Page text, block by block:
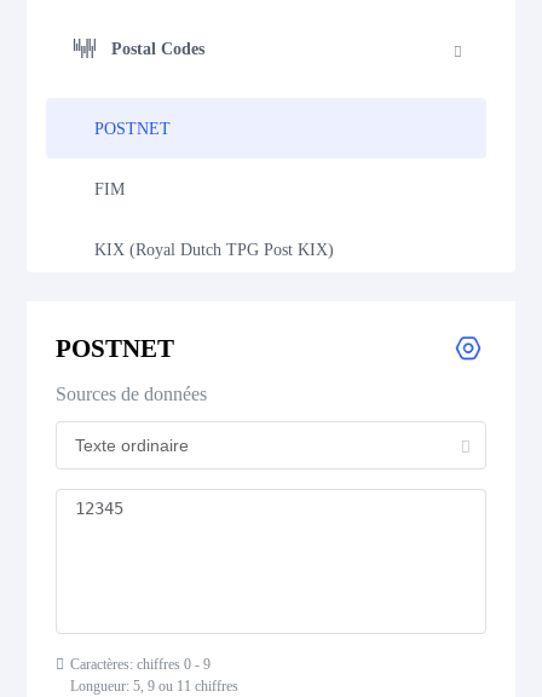
Postal Codes
POSTNET
FIM
KIX (Royal Dutch TPG Post KIX)
Deutsche Post Identcode
USPS PLANET
POSTNET
Sources de données
Caractères: chiffres 0 - 9
Longueur: 5, 9 ou 11 chiffres